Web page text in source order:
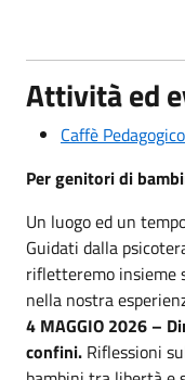
Attività ed
Caffè Pedagogico
Per genitori di
Un luogo ed un
Guidati dalla
rifletteremo insieme
nella nostra
4 MAGGIO 2026 –
confini. Riflessioni